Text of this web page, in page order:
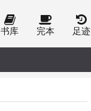
书库 完本 足迹